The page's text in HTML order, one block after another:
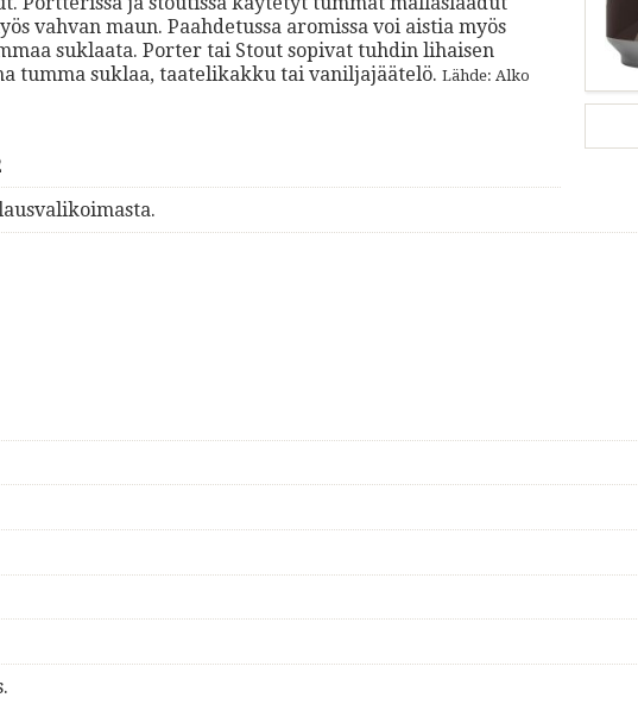
vahvan maun. Paahdetussa aromissa voi aistia myös
suklaata. Porter tai Stout sopivat tuhdin lihaisen
tumma suklaa, taatelikakku tai vaniljajäätelö. Lähde: Alko